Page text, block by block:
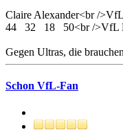
Claire Alexander<br /
44 32 18 50<br />VfL
Gegen Ultras, die
Schon VfL-Fan